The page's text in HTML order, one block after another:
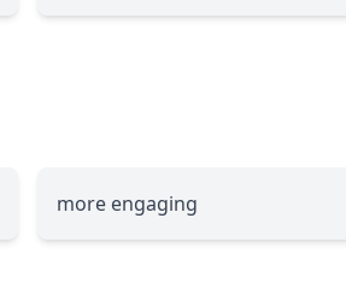
more engaging